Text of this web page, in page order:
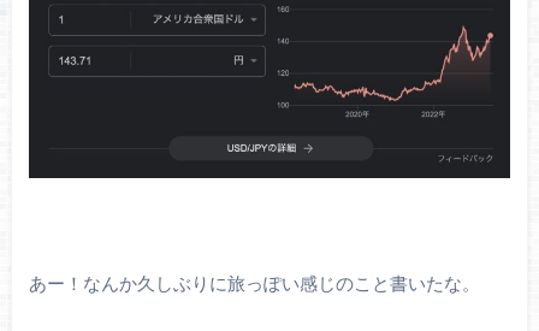
あー！なんか久しぶりに旅っぽい感じのこと書いたな。